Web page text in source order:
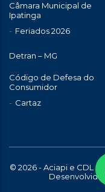
Câmara Municipal de
Ipatinga
Feriados 2026
Detran – MG
Código de Defesa do
Consumidor
Cartaz
© 2026 - Aciapi e CDL
Desenvolvido